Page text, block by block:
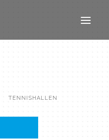
TENNISHALLEN